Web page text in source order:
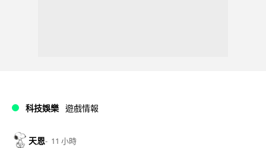
科技娛樂 遊戲情報
天恩 11 小時